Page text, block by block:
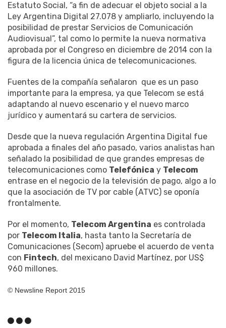
Estatuto Social, “a fin de adecuar el objeto social a la
Ley Argentina Digital 27.078 y ampliarlo, incluyendo la
posibilidad de prestar Servicios de Comunicación
Audiovisual”, tal como lo permite la nueva normativa
aprobada por el Congreso en diciembre de 2014 con la
figura de la licencia única de telecomunicaciones.
Fuentes de la compañía señalaron que es un paso
importante para la empresa, ya que Telecom se está
adaptando al nuevo escenario y el nuevo marco
jurídico y aumentará su cartera de servicios.
Desde que la nueva regulación Argentina Digital fue
aprobada a finales del año pasado, varios analistas han
señalado la posibilidad de que grandes empresas de
telecomunicaciones como Telefónica y Telecom
entrase en el negocio de la televisión de pago, algo a lo
que la asociación de TV por cable (ATVC) se oponía
frontalmente.
Por el momento, Telecom Argentina es controlada
por Telecom Italia, hasta tanto la Secretaría de
Comunicaciones (Secom) apruebe el acuerdo de venta
con Fintech, del mexicano David Martínez, por US$
960 millones.
© Newsline Report 2015